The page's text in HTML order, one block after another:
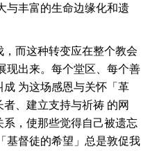
与丰富的生命边缘化和遗
而这种转变应在整个教会
现出来。每个堂区、每个善
为这场感恩与关怀「革
、建立支持与祈祷 的网
，使那些觉得自己被遗忘
基督徒的希望」总是敦促我